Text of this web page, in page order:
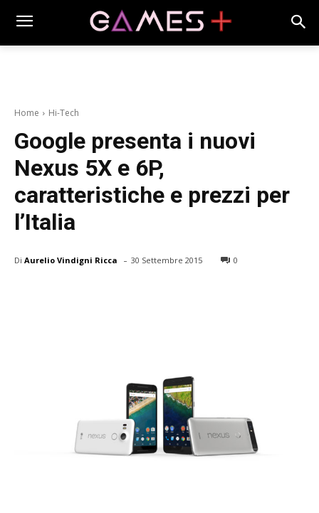
Home Hi-Tech
Google presenta i nuovi
Nexus 5X e 6P,
caratteristiche e prezzi per
l’Italia
Di Aurelio Vindigni Ricca - 30 Settembre 2015 0